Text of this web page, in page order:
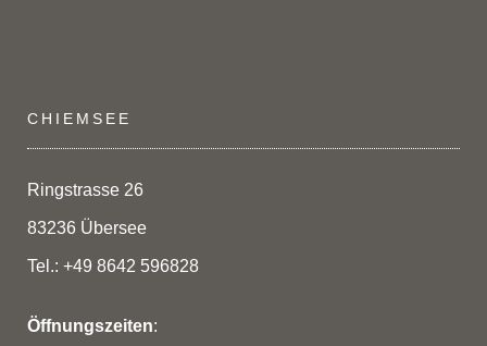
CHIEMSEE
Ringstrasse 26
83236 Übersee
Tel.: +49 8642 596828
Öffnungszeiten: